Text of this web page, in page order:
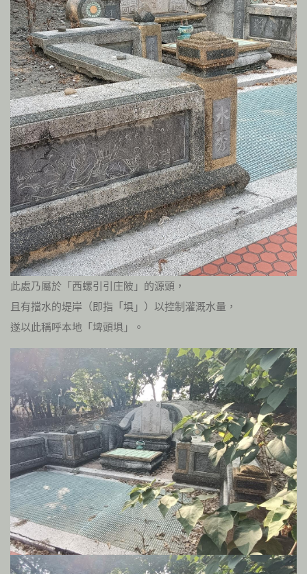
此處乃屬於「西螺引引庄陂」的源頭，
且有擋水的堤岸（即指「埧」）以控制灌溉水量，
遂以此稱呼本地「埤頭埧」。